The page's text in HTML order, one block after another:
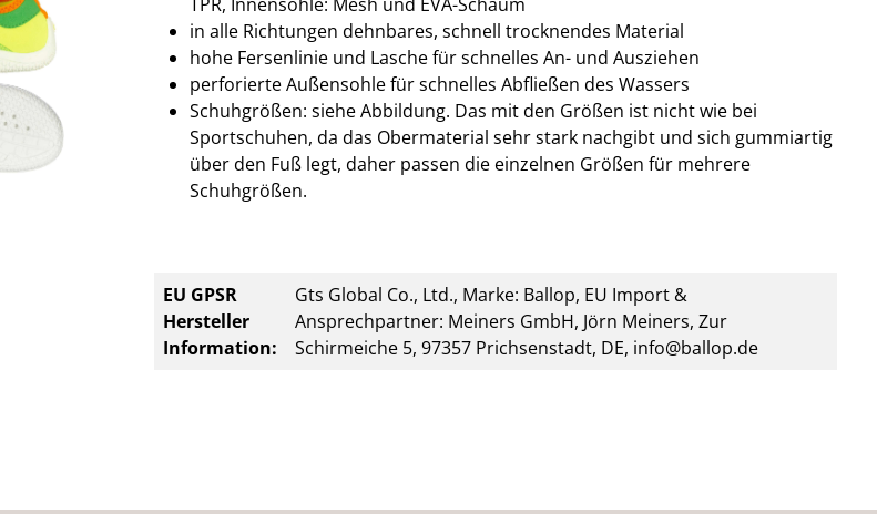
in alle Richtungen dehnbares, schnell trocknendes Material
hohe Fersenlinie und Lasche für schnelles An- und Ausziehen
perforierte Außensohle für schnelles Abfließen des Wassers
Schuhgrößen: siehe Abbildung. Das mit den Größen ist nicht wie bei
Sportschuhen, da das Obermaterial sehr stark nachgibt und sich gummiartig
über den Fuß legt, daher passen die einzelnen Größen für mehrere
Schuhgrößen.
EU GPSR
Hersteller
Information:
Gts Global Co., Ltd., Marke: Ballop, EU Import &
Ansprechpartner: Meiners GmbH, Jörn Meiners, Zur
Schirmeiche 5, 97357 Prichsenstadt, DE, info@ballop.de